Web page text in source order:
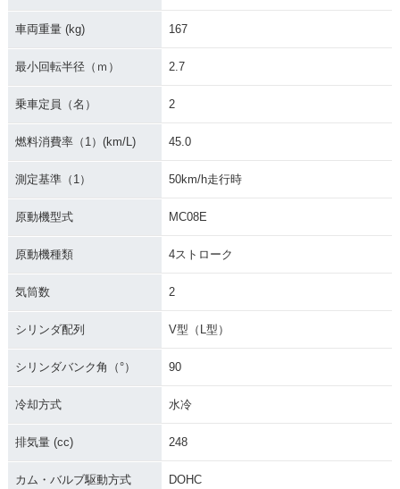
車両重量 (kg) 167
最小回転半径（ｍ） 2.7
乗車定員（名） 2
燃料消費率（1）(km/L) 45.0
測定基準（1） 50km/h走行時
原動機型式 MC08E
原動機種類 4ストローク
気筒数 2
シリンダ配列 V型（L型）
シリンダバンク角（°） 90
冷却方式 水冷
排気量 (cc) 248
カム・バルブ駆動方式 DOHC